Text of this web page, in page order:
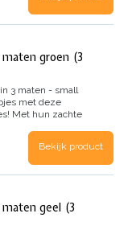
groen (3
3 maten - small
met deze
Met hun zachte
Bekijk product
geel (3